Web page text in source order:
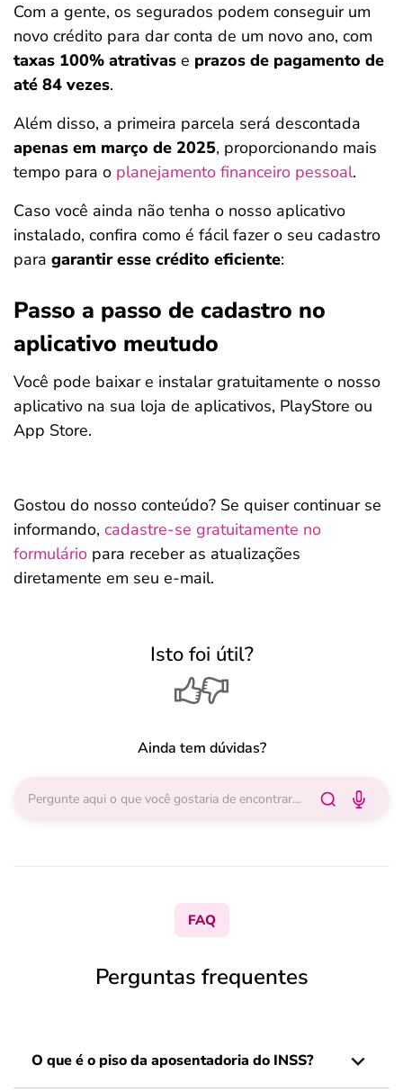
Com a gente, os segurados podem conseguir um
novo crédito para dar conta de um novo ano, com
taxas 100% atrativas e prazos de pagamento de
até 84 vezes.
Além disso, a primeira parcela será descontada
apenas em março de 2025, proporcionando mais
tempo para o planejamento financeiro pessoal.
Caso você ainda não tenha o nosso aplicativo
instalado, confira como é fácil fazer o seu cadastro
para garantir esse crédito eficiente:
Passo a passo de cadastro no
aplicativo meutudo
Você pode baixar e instalar gratuitamente o nosso
aplicativo na sua loja de aplicativos, PlayStore ou
App Store.
Gostou do nosso conteúdo? Se quiser continuar se
informando, cadastre-se gratuitamente no
formulário para receber as atualizações
diretamente em seu e-mail.
Isto foi útil?
Ainda tem dúvidas?
FAQ
Perguntas frequentes
O que é o piso da aposentadoria do INSS?